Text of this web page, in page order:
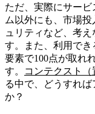
ただ、実際にサー
ム以外にも、市場
ュリティなど、考
す。また、利用で
要素で100点が取れ
す。
コンテクスト（
る中で、どうすれ
か？